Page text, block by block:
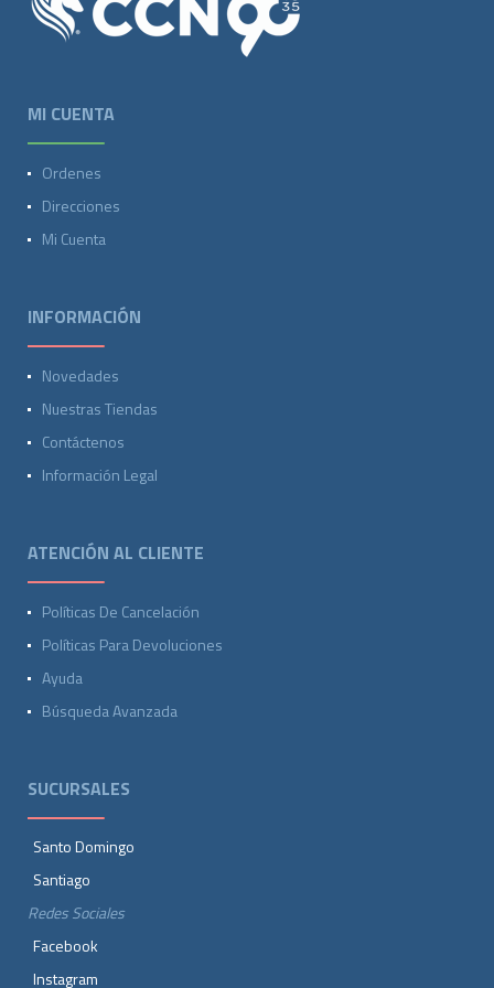
MI CUENTA
Ordenes
Direcciones
Mi Cuenta
INFORMACIÓN
Novedades
Nuestras Tiendas
Contáctenos
Información Legal
ATENCIÓN AL CLIENTE
Políticas De Cancelación
Políticas Para Devoluciones
Ayuda
Búsqueda Avanzada
SUCURSALES
Santo Domingo
Santiago
Redes Sociales
Facebook
Instagram